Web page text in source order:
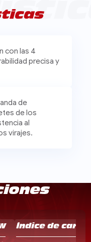
con las 4
precisa y
de
de los
al
virajes.
Índice de carga